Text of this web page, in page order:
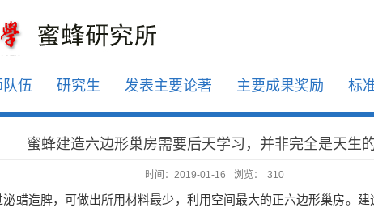
伍 研究生 发表主要论著 主要成果奖励 标
蜜蜂建造六边形巢房需要后天学习，并非完全是天生
时间：2019-01-16 浏览： 310
泌蜡造脾，可做出所用材料最少，利用空间最大的正六边形巢房。